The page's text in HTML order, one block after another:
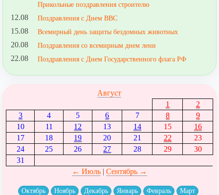
Прикольные поздравления строителю
12.08 Поздравления с Днем ВВС
15.08 Всемирный день защиты бездомных животных
20.08 Поздравления со всемирным днем лени
22.08 Поздравления с Днем Государственного флага РФ
Август
1
2
3
4 5 6 7 8
9
10
11 12 13 14 15
16
17
18 19 20 21 22
23
24
25 26 27 28 29
30
31
← Июль| Сентябрь →
Октябрь Ноябрь Декабрь Январь Февраль
Март